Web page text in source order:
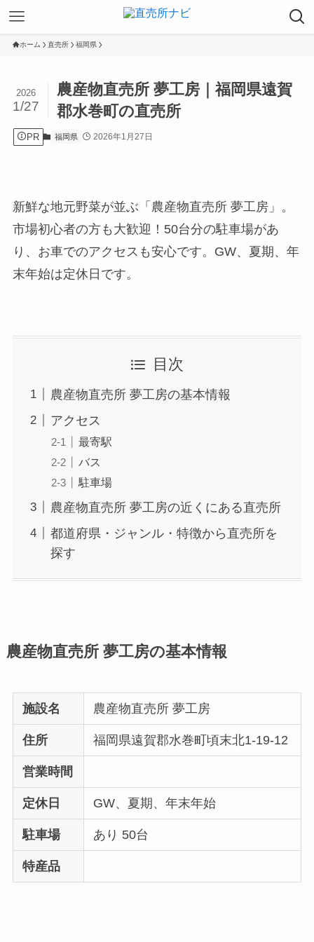
ホーム 直売所 福岡県
農産物直売所 夢工房｜福岡県遠賀
郡水巻町の直売所
2026
1/27
PR 福岡県 2026年1月27日
新鮮な地元野菜が並ぶ「農産物直売所 夢工房」。
市場初心者の方も大歓迎！50台分の駐車場があ
り、お車でのアクセスも安心です。GW、夏期、年
末年始は定休日です。
目次
農産物直売所 夢工房の基本情報
アクセス
最寄駅
バス
駐車場
農産物直売所 夢工房の近くにある直売所
都道府県・ジャンル・特徴から直売所を
探す
農産物直売所 夢工房の基本情報
施設名 農産物直売所 夢工房
住所 福岡県遠賀郡水巻町頃末北1-19-12
営業時間
定休日 GW、夏期、年末年始
駐車場 あり 50台
特産品